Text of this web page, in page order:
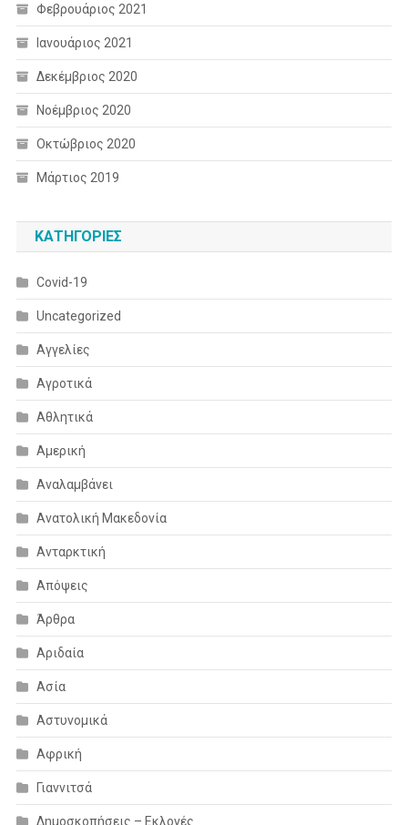
Φεβρουάριος 2021
Ιανουάριος 2021
Δεκέμβριος 2020
Νοέμβριος 2020
Οκτώβριος 2020
Μάρτιος 2019
KΑΤΗΓΟΡΊΕΣ
Covid-19
Uncategorized
Αγγελίες
Αγροτικά
Αθλητικά
Αμερική
Αναλαμβάνει
Ανατολική Μακεδονία
Ανταρκτική
Απόψεις
Άρθρα
Αριδαία
Ασία
Αστυνομικά
Αφρική
Γιαννιτσά
Δημοσκοπήσεις – Εκλογές